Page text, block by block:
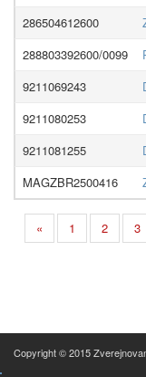
286504612600
288803392600/0099
9211069243
9211080253
9211081255
MAGZBR2500416
« 1 2 3
Copyright © 2015